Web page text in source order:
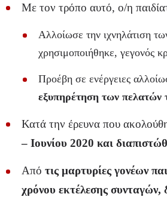
Με τον τρόπο αυτό, ο/η
Αλλοίωσε την ιχνηλάτιση
χρησιμοποιήθηκε, γεγονός
Προέβη σε ενέργειες
εξυπηρέτηση των πελατών
Κατά την έρευνα που
– Ιουνίου 2020 και
Από τις μαρτυρίες γονέων
χρόνου εκτέλεσης